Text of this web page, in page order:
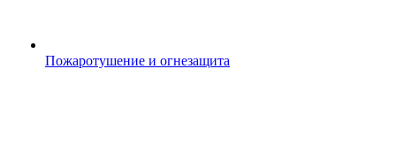
Пожаротушение и огнезащита